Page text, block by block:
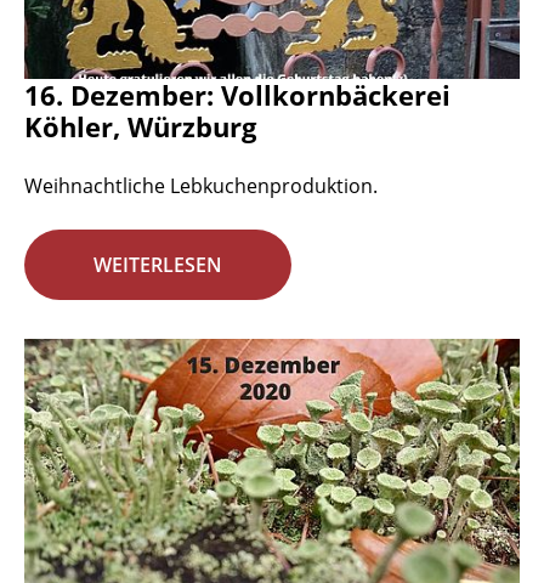
16. Dezember: Vollkornbäckerei
Köhler, Würzburg
Weihnachtliche Lebkuchenproduktion.
WEITERLESEN